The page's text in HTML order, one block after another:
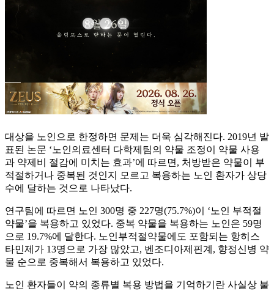
대상을 노인으로 한정하면 문제는 더욱 심각해진다. 2019년 발
표된 논문 ‘노인의료센터 다학제팀의 약물 조정이 약물 사용
과 약제비 절감에 미치는 효과’에 따르면, 처방받은 약물이 부
적절하거나 중복된 것인지 모르고 복용하는 노인 환자가 상당
수에 달하는 것으로 나타났다.
연구팀에 따르면 노인 300명 중 227명(75.7%)이 ‘노인 부적절
약물’을 복용하고 있었다. 중복 약물을 복용하는 노인은 59명
으로 19.7%에 달한다. 노인부적절약물에도 포함되는 항히스
타민제가 13명으로 가장 많았고, 벤조디아제핀계, 향정신병 약
물 순으로 중복해서 복용하고 있었다.
노인 환자들이 약의 종류별 복용 방법을 기억하기란 사실상 불